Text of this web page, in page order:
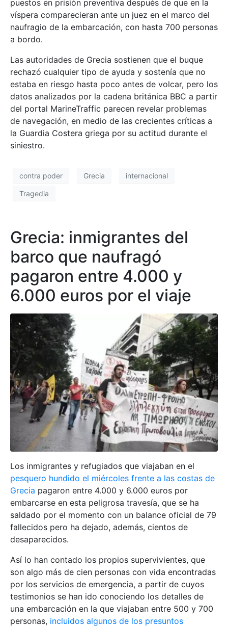
puestos en prisión preventiva después de que en la
víspera comparecieran ante un juez en el marco del
naufragio de la embarcación, con hasta 700 personas
a bordo.
Las autoridades de Grecia sostienen que el buque
rechazó cualquier tipo de ayuda y sostenía que no
estaba en riesgo hasta poco antes de volcar, pero los
datos analizados por la cadena británica BBC a partir
del portal MarineTraffic parecen revelar problemas
de navegación, en medio de las crecientes críticas a
la Guardia Costera griega por su actitud durante el
siniestro.
contra poder Grecia internacional
Tragedia
Grecia: inmigrantes del
barco que naufragó
pagaron entre 4.000 y
6.000 euros por el viaje
Los inmigrantes y refugiados que viajaban en el
pesquero hundido el miércoles frente a las costas de
Grecia pagaron entre 4.000 y 6.000 euros por
embarcarse en esta peligrosa travesía, que se ha
saldado por el momento con un balance oficial de 79
fallecidos pero ha dejado, además, cientos de
desaparecidos.
Así lo han contado los propios supervivientes, que
son algo más de cien personas con vida encontradas
por los servicios de emergencia, a partir de cuyos
testimonios se han ido conociendo los detalles de
una embarcación en la que viajaban entre 500 y 700
personas, incluidos algunos de los presuntos